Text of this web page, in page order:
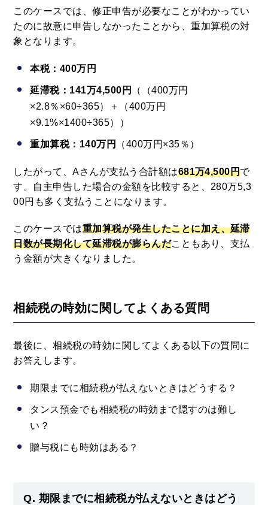
このケースでは、修正申告が必要なことがわかってい
たのに故意に申告しなかったことから、重加算税の対
象となります。
本税：400万円
延滞税：141万4,500円
（（400万円
×2.8％×60÷365）＋（400万円
×9.1%×1400÷365））
重加算税：140万円 （400万円×35％）
したがって、Aさんが支払う合計額は681万4,500円で
す。自主申告した場合の金額を比較すると、280万5,3
00円も多く支払うことになります。
このケースでは重加算税が発生したことに加え、延滞
日数が長期化して延滞税が膨らんだこともあり、支払
う金額が大きくなりました。
相続税の時効に関してよくある質問
最後に、相続税の時効に関してよくある以下の質問に
お答えします。
期限までに相続税が払えないときはどうする？
タンス預金でも相続税の時効まで隠すのは難し
い？
贈与税にも時効はある？
Q. 期限までに相続税が払えないときはどう